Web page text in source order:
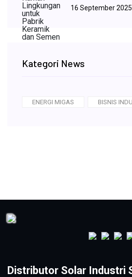
16 September 2025
Kategori News
ENERGI MIGAS BISNIS
Distributor Solar Industri